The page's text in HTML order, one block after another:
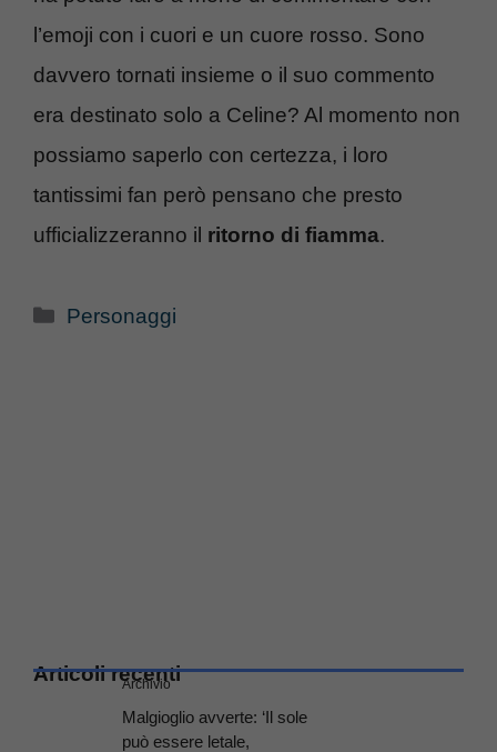
l’emoji con i cuori e un cuore rosso. Sono
davvero tornati insieme o il suo commento
era destinato solo a Celine? Al momento non
possiamo saperlo con certezza, i loro
tantissimi fan però pensano che presto
ufficializzeranno il ritorno di fiamma.
Categorie
Personaggi
Articoli recenti
Archivio
Malgioglio avverte: ‘Il sole
può essere letale,